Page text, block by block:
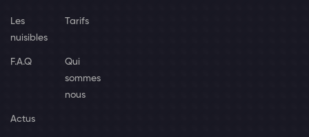
Les
nuisibles
Tarifs
F.A.Q
Qui
sommes
nous
Actus